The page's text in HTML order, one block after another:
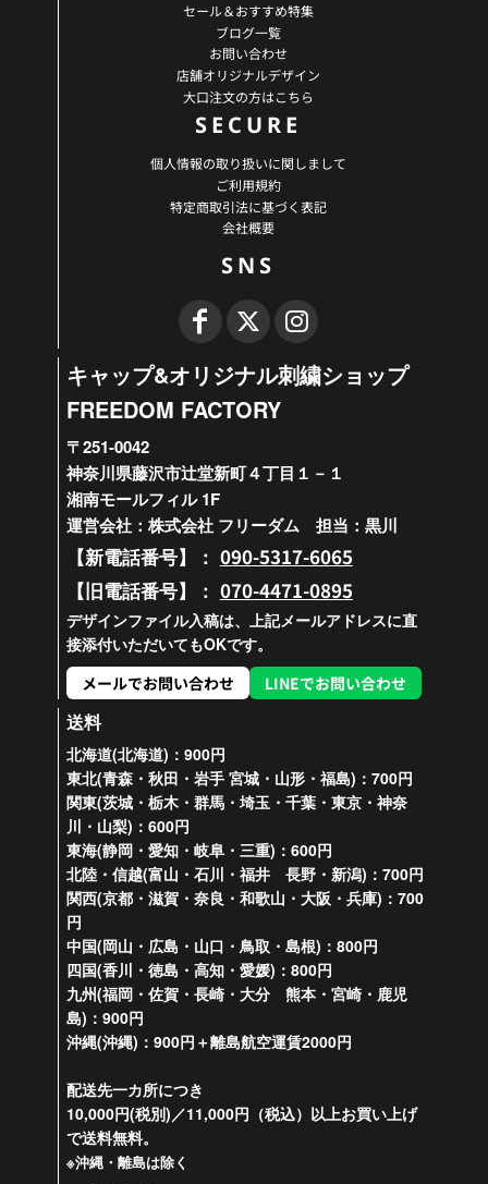
セール＆おすすめ特集
ブログ一覧
お問い合わせ
店舗オリジナルデザイン
大口注文の方はこちら
SECURE
個人情報の取り扱いに関しまして
ご利用規約
特定商取引法に基づく表記
会社概要
SNS
キャップ&オリジナル刺繍ショップ
FREEDOM FACTORY
〒251-0042
神奈川県藤沢市辻堂新町４丁目１－１
湘南モールフィル 1F
運営会社：株式会社 フリーダム 担当：黒川
【新電話番号】： 090-5317-6065
【旧電話番号】： 070-4471-0895
デザインファイル入稿は、上記メールアドレスに直
接添付いただいてもOKです。
メールでお問い合わせ
LINEでお問い合わせ
送料
北海道(北海道)：900円
東北(青森・秋田・岩手 宮城・山形・福島)：700円
関東(茨城・栃木・群馬・埼玉・千葉・東京・神奈
川・山梨)：600円
東海(静岡・愛知・岐阜・三重)：600円
北陸・信越(富山・石川・福井 長野・新潟)：700円
関西(京都・滋賀・奈良・和歌山・大阪・兵庫)：700
円
中国(岡山・広島・山口・鳥取・島根)：800円
四国(香川・徳島・高知・愛媛)：800円
九州(福岡・佐賀・長崎・大分 熊本・宮崎・鹿児
島)：900円
沖縄(沖縄)：900円＋離島航空運賃2000円
配送先一カ所につき
10,000円(税別)／11,000円（税込）以上お買い上げ
で送料無料。
※沖縄・離島は除く